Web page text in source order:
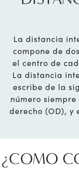
La distancia
compone de
el centro de
La distancia
escribe de la
número
derecho (OD), y
¿COMO